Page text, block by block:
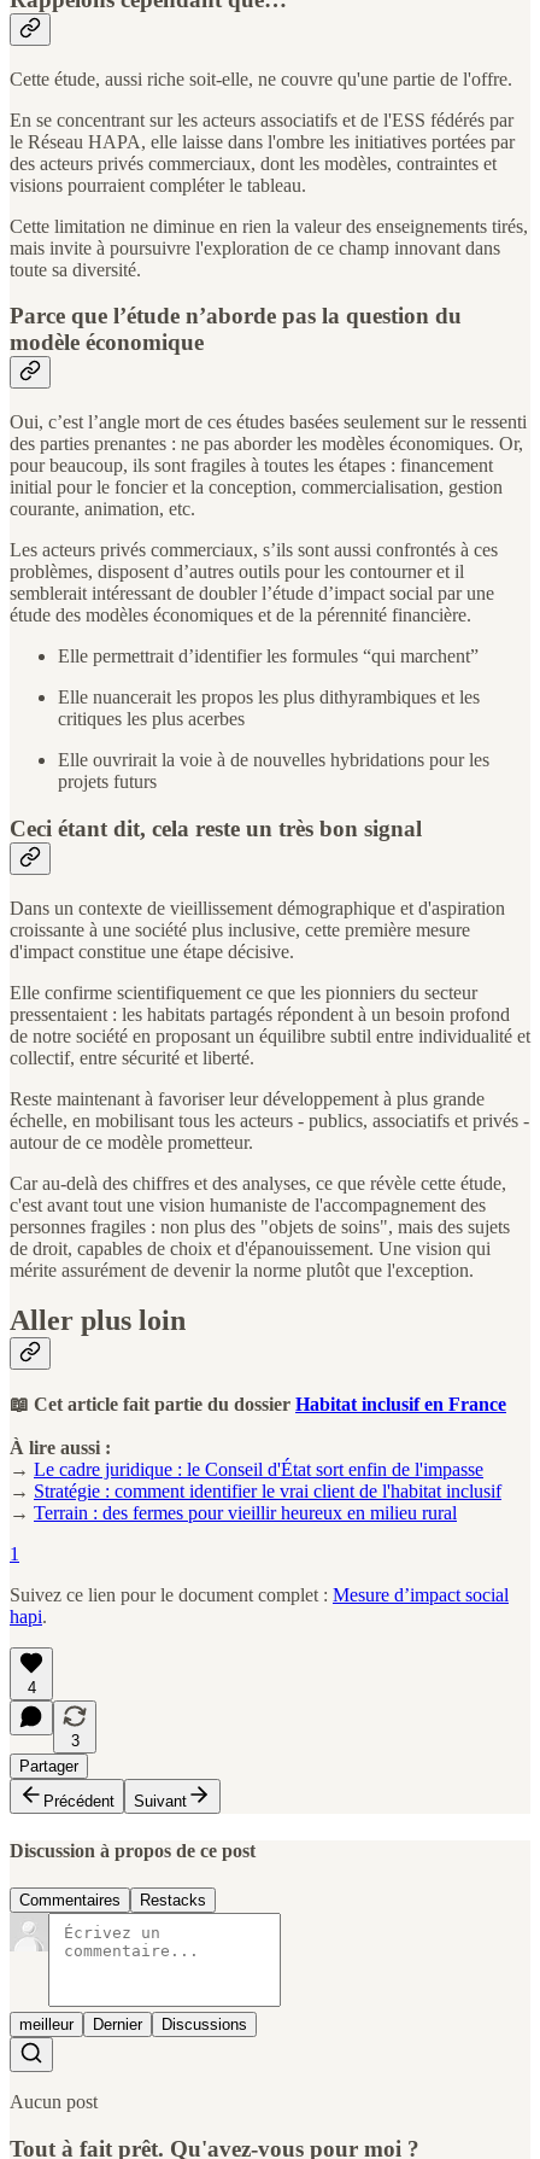
Cette étude, aussi riche soit-elle, ne couvre qu'une partie de l'offre.
En se concentrant sur les acteurs associatifs et de l'ESS fédérés par
le Réseau HAPA, elle laisse dans l'ombre les initiatives portées par
des acteurs privés commerciaux, dont les modèles, contraintes et
visions pourraient compléter le tableau.
Cette limitation ne diminue en rien la valeur des enseignements tirés,
mais invite à poursuivre l'exploration de ce champ innovant dans
toute sa diversité.
Parce que l’étude n’aborde pas la question du
modèle économique
Oui, c’est l’angle mort de ces études basées seulement sur le ressenti
des parties prenantes : ne pas aborder les modèles économiques. Or,
pour beaucoup, ils sont fragiles à toutes les étapes : financement
initial pour le foncier et la conception, commercialisation, gestion
courante, animation, etc.
Les acteurs privés commerciaux, s’ils sont aussi confrontés à ces
problèmes, disposent d’autres outils pour les contourner et il
semblerait intéressant de doubler l’étude d’impact social par une
étude des modèles économiques et de la pérennité financière.
Elle permettrait d’identifier les formules “qui marchent”
Elle nuancerait les propos les plus dithyrambiques et les
critiques les plus acerbes
Elle ouvrirait la voie à de nouvelles hybridations pour les
projets futurs
Ceci étant dit, cela reste un très bon signal
Dans un contexte de vieillissement démographique et d'aspiration
croissante à une société plus inclusive, cette première mesure
d'impact constitue une étape décisive.
Elle confirme scientifiquement ce que les pionniers du secteur
pressentaient : les habitats partagés répondent à un besoin profond
de notre société en proposant un équilibre subtil entre individualité et
collectif, entre sécurité et liberté.
Reste maintenant à favoriser leur développement à plus grande
échelle, en mobilisant tous les acteurs - publics, associatifs et privés -
autour de ce modèle prometteur.
Car au-delà des chiffres et des analyses, ce que révèle cette étude,
c'est avant tout une vision humaniste de l'accompagnement des
personnes fragiles : non plus des "objets de soins", mais des sujets
de droit, capables de choix et d'épanouissement. Une vision qui
mérite assurément de devenir la norme plutôt que l'exception.
Aller plus loin
📖 Cet article fait partie du dossier Habitat inclusif en France
À lire aussi :
→ Le cadre juridique : le Conseil d'État sort enfin de l'impasse
→ Stratégie : comment identifier le vrai client de l'habitat inclusif
→ Terrain : des fermes pour vieillir heureux en milieu rural
1
Suivez ce lien pour le document complet : Mesure d’impact social
hapi.
4
3
Partager
Précédent
Suivant
Discussion à propos de ce post
Commentaires Restacks
meilleur Dernier Discussions
Aucun post
Tout à fait prêt. Qu'avez-vous pour moi ?